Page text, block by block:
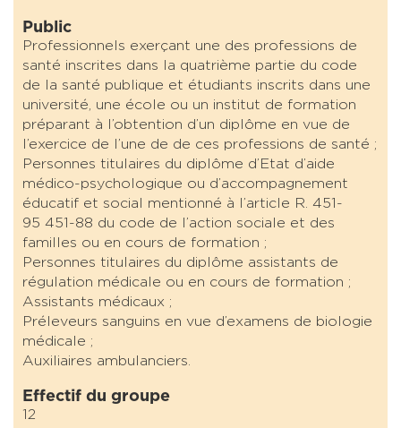
Public
Professionnels exerçant une des professions de
santé inscrites dans la quatrième partie du code
de la santé publique et étudiants inscrits dans une
université, une école ou un institut de formation
préparant à l’obtention d’un diplôme en vue de
l’exercice de l’une de de ces professions de santé ;
Personnes titulaires du diplôme d’Etat d’aide
médico-psychologique ou d’accompagnement
éducatif et social mentionné à l’article R. 451-
95 451-88 du code de l’action sociale et des
familles ou en cours de formation ;
Personnes titulaires du diplôme assistants de
régulation médicale ou en cours de formation ;
Assistants médicaux ;
Préleveurs sanguins en vue d’examens de biologie
médicale ;
Auxiliaires ambulanciers.
Effectif du groupe
12